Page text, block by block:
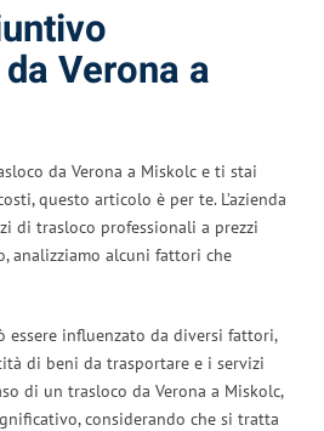
Verona a
da Verona a Miskolc e ti stai
questo articolo è per te. L’azienda
di trasloco professionali a prezzi
analizziamo alcuni fattori che
essere influenzato da diversi fattori,
di beni da trasportare e i servizi
di un trasloco da Verona a Miskolc,
considerando che si tratta